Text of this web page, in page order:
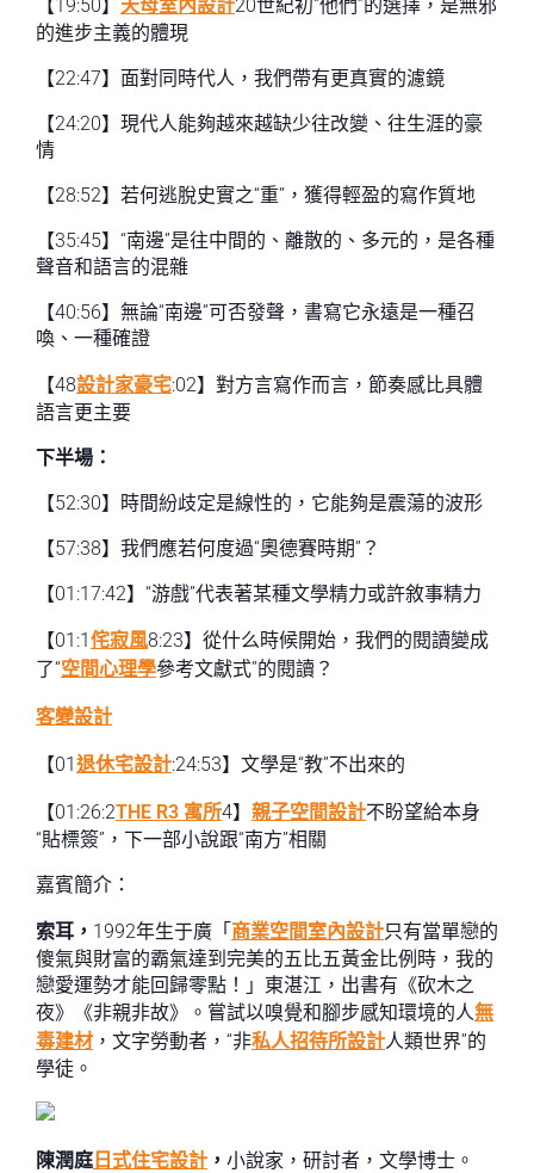
【19:50】 天母室內設計20世紀初“他們”的選擇，是無邪
的進步主義的體現
【22:47】面對同時代人，我們帶有更真實的濾鏡
【24:20】現代人能夠越來越缺少往改變、往生涯的豪
情
【28:52】若何逃脫史實之“重”，獲得輕盈的寫作質地
【35:45】“南邊”是往中間的、離散的、多元的，是各種
聲音和語言的混雜
【40:56】無論“南邊”可否發聲，書寫它永遠是一種召
喚、一種確證
【48設計家豪宅:02】對方言寫作而言，節奏感比具體
語言更主要
下半場：
【52:30】時間紛歧定是線性的，它能夠是震蕩的波形
【57:38】我們應若何度過“奧德賽時期”？
【01:17:42】“游戲”代表著某種文學精力或許敘事精力
【01:1侘寂風8:23】從什么時候開始，我們的閱讀變成
了“空間心理學參考文獻式”的閱讀？
客變設計
【01退休宅設計:24:53】文學是“教”不出來的
【01:26:2THE R3 寓所4】 親子空間設計不盼望給本身
“貼標簽”，下一部小說跟“南方”相關
嘉賓簡介：
索耳， 1992年生于廣「商業空間室內設計只有當單戀的
傻氣與財富的霸氣達到完美的五比五黃金比例時，我的
戀愛運勢才能回歸零點！」東湛江，出書有《砍木之
夜》《非親非故》。嘗試以嗅覺和腳步感知環境的人無
毒建材 ，文字勞動者，“非私人招待所設計人類世界”的
學徒。
陳潤庭日式住宅設計 ， 小說家，研討者，文學博士。